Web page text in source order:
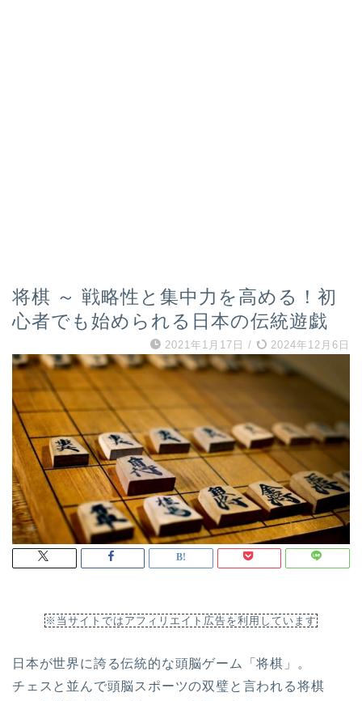
将棋 ～ 戦略性と集中力を高める！初
心者でも始められる日本の伝統遊戯
2021年1月17日 / 2024年12月6日
※当サイトではアフィリエイト広告を利用しています
日本が世界に誇る伝統的な頭脳ゲーム「将棋」。
チェスと並んで頭脳スポーツの双璧と言われる将棋